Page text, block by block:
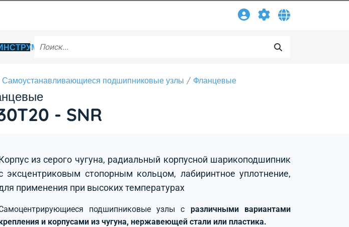
Самоустанавливающиеся подшипниковые узлы Фланцевые
- SNR
Корпус из серого чугуна, радиальный корпусной шарикоподшипник
эксцентриковым стопорным кольцом, лабиринтное уплотнение,
применения при высоких температурах
подшипниковые узлы с различными вариантами
и корпусами из чугуна, нержавеющей стали или пластика.